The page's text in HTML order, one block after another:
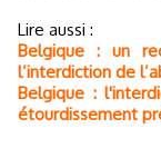
Lire aussi :
Belgique : un
l’interdiction de
Belgique :
étourdissement